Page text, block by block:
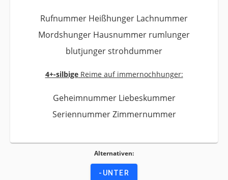
Rufnummer Heißhunger Lachnummer
Mordshunger Hausnummer rumlunger
blutjunger strohdummer
4+-silbigeReime auf immernochhunger:
Geheimnummer Liebeskummer
Seriennummer Zimmernummer
Alternativen:
-UNTER